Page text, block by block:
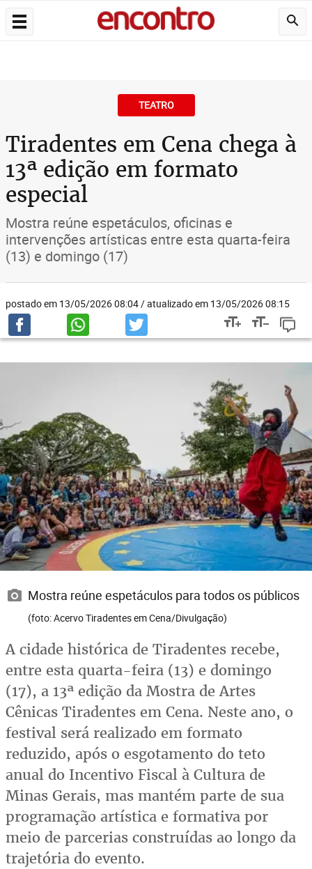
TEATRO
Tiradentes em Cena chega à
13ª edição em formato
especial
Mostra reúne espetáculos, oficinas e
intervenções artísticas entre esta quarta-feira
(13) e domingo (17)
postado em 13/05/2026 08:04 / atualizado em 13/05/2026 08:15
Mostra reúne espetáculos para todos os públicos
(foto: Acervo Tiradentes em Cena/Divulgação)
A cidade histórica de Tiradentes recebe,
entre esta quarta-feira (13) e domingo
(17), a 13ª edição da Mostra de Artes
Cênicas Tiradentes em Cena. Neste ano, o
festival será realizado em formato
reduzido, após o esgotamento do teto
anual do Incentivo Fiscal à Cultura de
Minas Gerais, mas mantém parte de sua
programação artística e formativa por
meio de parcerias construídas ao longo da
trajetória do evento.